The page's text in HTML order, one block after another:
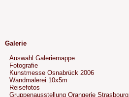
Galerie
Auswahl Galeriemappe
Fotografie
Kunstmesse Osnabrück 2006
Wandmalerei 10x5m
Reisefotos
Gruppenausstellung Orangerie Strasbourg